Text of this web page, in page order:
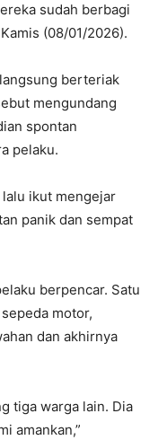
sudah berbagi
(08/01/2026).
berteriak
mengundang
spontan
pelaku.
ikut mengejar
panik dan sempat
berpencar. Satu
motor,
dan akhirnya
tiga warga lain. Dia
amankan,”